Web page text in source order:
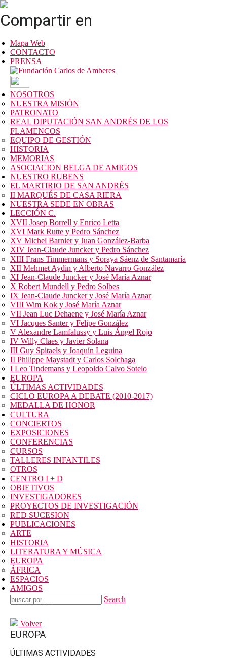
Compartir en
Mapa Web
CONTACTO
PRENSA
NOSOTROS
NUESTRA MISIÓN
PATRONATO
REAL DIPUTACIÓN SAN ANDRÉS DE LOS
FLAMENCOS
EQUIPO DE GESTIÓN
HISTORIA
MEMORIAS
ASOCIACION BELGA DE AMIGOS
NUESTRO RUBENS
EL MARTIRIO DE SAN ANDRÉS
II MARQUÉS DE CASA RIERA
NUESTRA SEDE EN OBRAS
LECCIÓN C.
XVII Josep Borrell y Enrico Letta
XVI Mark Rutte y Pedro Sánchez
XV Michel Barnier y Juan González-Barba
XIV Jean-Claude Juncker y Pedro Sánchez
XIII Frans Timmermans y Soraya Sáenz de Santamaría
XII Mehmet Aydin y Alberto Navarro González
XI Jean-Claude Juncker y José María Aznar
X Robert Mundell y Pedro Solbes
IX Jean-Claude Juncker y José María Aznar
VIII Wim Kok y José María Aznar
VII Jean Luc Dehaene y José María Aznar
VI Jacques Santer y Felipe González
V Alexandre Lamfalussy y Luis Ángel Rojo
IV Willy Claes y Javier Solana
III Guy Spitaels y Joaquín Leguina
II Philippe Maystadt y Carlos Solchaga
I Leo Tindemans y Leopoldo Calvo Sotelo
EUROPA
ÚLTIMAS ACTIVIDADES
CICLO EUROPA A DEBATE (2010-2017)
MEDALLA DE HONOR
CULTURA
CONCIERTOS
EXPOSICIONES
CONFERENCIAS
CURSOS
TALLERES INFANTILES
OTROS
CENTRO I + D
OBJETIVOS
INVESTIGADORES
PROYECTOS DE INVESTIGACIÓN
RED SUCESION
PUBLICACIONES
ARTE
HISTORIA
LITERATURA Y MÚSICA
EUROPA
ÁFRICA
ESPACIOS
AMIGOS
Search
Volver
EUROPA
ÚLTIMAS ACTIVIDADES